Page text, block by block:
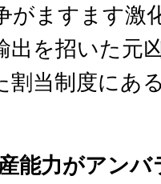
がますます激
出を招いた元
割当制度にあ
能力がアンバ